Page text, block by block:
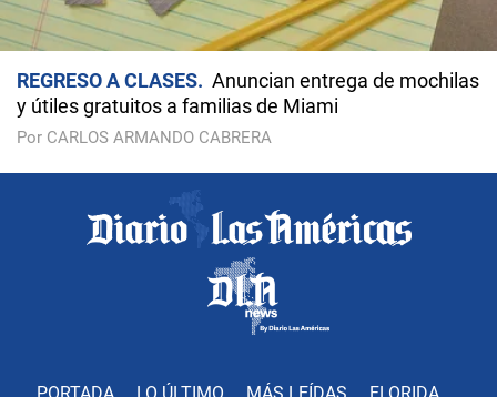
REGRESO A CLASES
Anuncian entrega de mochilas
y útiles gratuitos a familias de Miami
Por CARLOS ARMANDO CABRERA